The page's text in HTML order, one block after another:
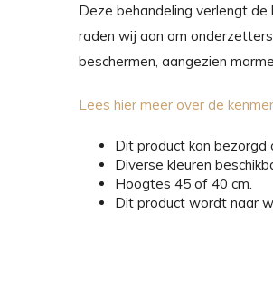
Deze behandeling verlengt
raden wij aan om
beschermen, aangezien
Lees hier meer over de
Dit product kan bezorgd
Diverse kleuren
Hoogtes 45 of 40 cm.
Dit product wordt naar